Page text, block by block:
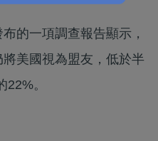
的一項調查報告顯示，
美國視為盟友，低於半
。